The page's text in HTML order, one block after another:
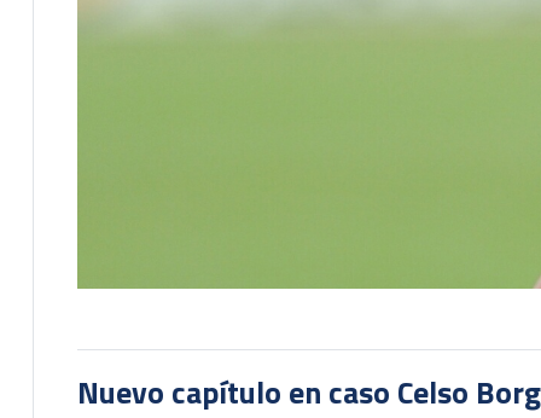
Nuevo capítulo en caso Celso